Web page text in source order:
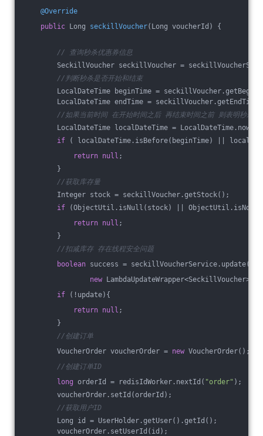
@Override
public Long seckillVoucher(Long voucherId) {
// 查询秒杀优惠券信息
SeckillVoucher seckillVoucher =
//判断秒杀是否开始和结束
LocalDateTime beginTime =
LocalDateTime endTime =
//如果当前时间 在开始时间之后 再结束时间之前 则表明秒杀能
LocalDateTime localDateTime = LocalDateTime.now();
if ( localDateTime.isBefore(beginTime) ||
return null ;
}
//获取库存量
Integer stock = seckillVoucher.getStock();
if (ObjectUtil.isNull(stock) ||
return null ;
}
//扣减库存 存在线程安全问题
boolean success = seckillVoucherService.update(
new
if (!update){
return null ;
}
//创建订单
VoucherOrder voucherOrder = new VoucherOrder();
//创建订单ID
long orderId = redisIdWorker.nextId( "order" );
voucherOrder.setId(orderId);
//获取用户ID
Long id = UserHolder.getUser().getId();
voucherOrder.setUserId(id);